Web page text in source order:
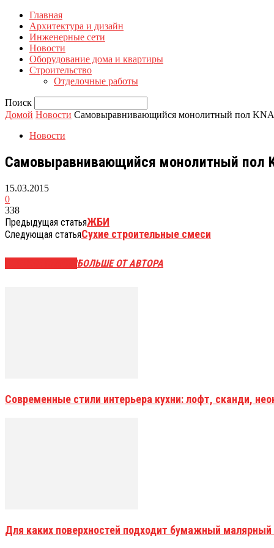
Главная
Архитектура и дизайн
Инженерные сети
Новости
Оборудование дома и квартиры
Строительство
Отделочные работы
Поиск
Домой Новости Самовыравнивающийся монолитный пол
Новости
Самовыравнивающийся монолитный пол
15.03.2015
0
338
Предыдущая статьяЖБИ
Следующая статьяСухие строительные смеси
БОЛЬШЕ ОТ АВТОРА
Современные стили интерьера кухни: лофт, сканди,
Для каких поверхностей подходит бумажный малярный